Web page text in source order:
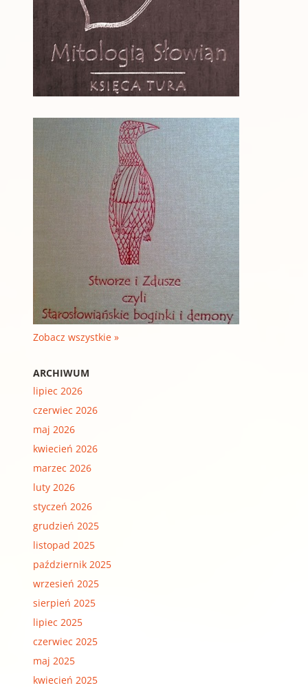
Zobacz wszystkie »
ARCHIWUM
lipiec 2026
czerwiec 2026
maj 2026
kwiecień 2026
marzec 2026
luty 2026
styczeń 2026
grudzień 2025
listopad 2025
październik 2025
wrzesień 2025
sierpień 2025
lipiec 2025
czerwiec 2025
maj 2025
kwiecień 2025